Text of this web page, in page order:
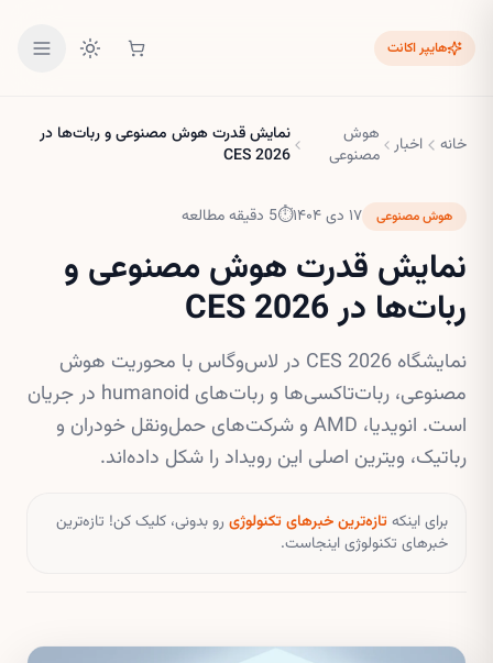
هایپر اکانت
خانه اخبار
هوش
مصنوعی
نمایش قدرت هوش مصنوعی و ربات‌ها در
CES 2026
هوش مصنوعی ۱۷ دی ۱۴۰۴ ⏱
5 دقیقه مطالعه
نمایش قدرت هوش مصنوعی و
ربات‌ها در CES 2026
نمایشگاه CES 2026 در لاس‌وگاس با محوریت هوش
مصنوعی، ربات‌تاکسی‌ها و ربات‌های humanoid در جریان
است. انویدیا، AMD و شرکت‌های حمل‌ونقل خودران و
رباتیک، ویترین اصلی این رویداد را شکل داده‌اند.
برای اینکهتازه‌ترین خبرهای تکنولوژی رو بدونی، کلیک کن! تازه‌ترین
خبرهای تکنولوژی اینجاست.